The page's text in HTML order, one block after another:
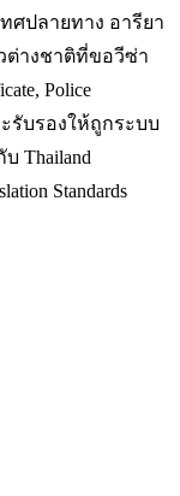
ทศปลายทาง อารียา
ต่างชาติที่ขอวีซ่า
Police
ะรับรองให้ถูกระบบ
Thailand
Standards